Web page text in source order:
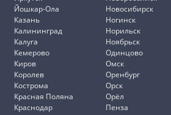
Йошкар-Ола
Казань
Калининград
Калуга
Кемерово
Киров
Королев
Кострома
Красная Поляна
Краснодар
Новосибирск
Ногинск
Норильск
Ноябрьск
Одинцово
Омск
Оренбург
Орск
Орёл
Пенза